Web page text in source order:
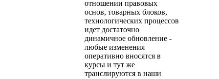
отношении правовых
основ, товарных блоков,
технологических процессов
идет достаточно
динамичное обновление -
любые изменения
оперативно вносятся в
курсы и тут же
транслируются в наши